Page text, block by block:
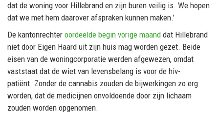
dat de woning voor Hillebrand en zijn buren veilig is. We hopen
dat we met hem daarover afspraken kunnen maken.’
De kantonrechter oordeelde begin vorige maand dat Hillebrand
niet door Eigen Haard uit zijn huis mag worden gezet. Beide
eisen van de woningcorporatie werden afgewezen, omdat
vaststaat dat de wiet van levensbelang is voor de hiv-
patiënt. Zonder de cannabis zouden de bijwerkingen zo erg
worden, dat de medicijnen onvoldoende door zijn lichaam
zouden worden opgenomen.